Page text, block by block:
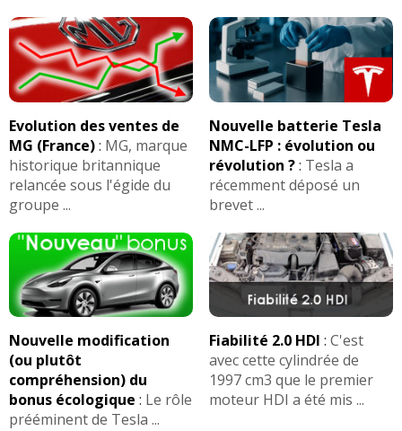
Evolution des ventes de
MG (France): MG, marque
historique britannique
relancée sous l'égide du
groupe ...
Nouvelle batterie Tesla
NMC-LFP : évolution ou
révolution ?: Tesla a
récemment déposé un
brevet ...
Nouvelle modification
(ou plutôt
compréhension) du
bonus écologique : Le rôle
prééminent de Tesla ...
Fiabilité 2.0 HDI : C'est
avec cette cylindrée de
1997 cm3 que le premier
moteur HDI a été mis ...